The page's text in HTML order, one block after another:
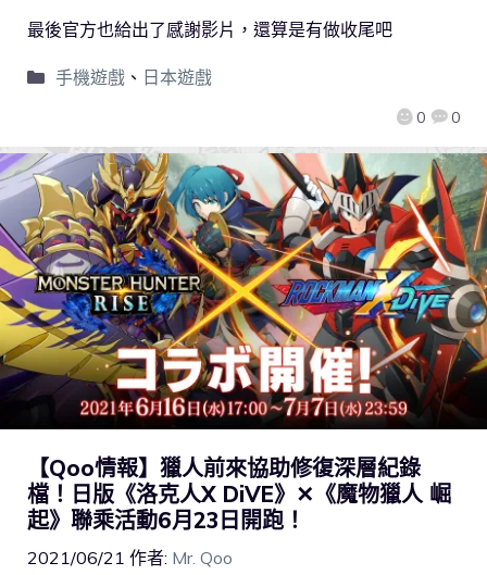
0 0
最後官方也給出了感謝影片，還算是有做收尾吧
手機遊戲、 日本遊戲
【Qoo情報】獵人前來協助修復深層紀錄
檔！日版《洛克人X DiVE》✕《魔物獵人 崛
起》聯乘活動6月23日開跑！
2021/06/21 作者: Mr. Qoo